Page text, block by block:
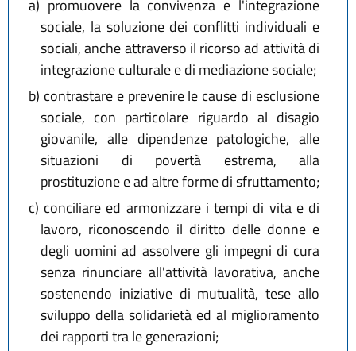
a) promuovere la convivenza e l'integrazione
sociale, la soluzione dei conflitti individuali e
sociali, anche attraverso il ricorso ad attività di
integrazione culturale e di mediazione sociale;
b) contrastare e prevenire le cause di esclusione
sociale, con particolare riguardo al disagio
giovanile, alle dipendenze patologiche, alle
situazioni di povertà estrema, alla
prostituzione e ad altre forme di sfruttamento;
c) conciliare ed armonizzare i tempi di vita e di
lavoro, riconoscendo il diritto delle donne e
degli uomini ad assolvere gli impegni di cura
senza rinunciare all'attività lavorativa, anche
sostenendo iniziative di mutualità, tese allo
sviluppo della solidarietà ed al miglioramento
dei rapporti tra le generazioni;